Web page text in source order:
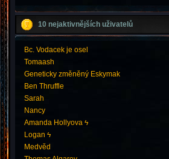
10 nejaktivnějších uživatelů
Bc. Vodacek je osel
Tomaash
Geneticky změněný Eskymak
Ben Thruffle
Sarah
Nancy
Amanda Hollyova ϟ
Logan ϟ
Medvěd